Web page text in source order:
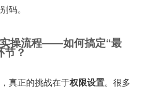
码。
操流程——如何搞定“最
节？
真正的挑战在于权限设置。很多